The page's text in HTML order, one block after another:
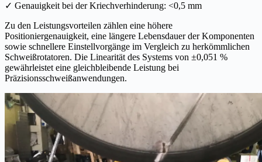
✓ Genauigkeit bei der Kriechverhinderung: <0,5 mm
Zu den Leistungsvorteilen zählen eine höhere
Positioniergenauigkeit, eine längere Lebensdauer der Komponenten
sowie schnellere Einstellvorgänge im Vergleich zu herkömmlichen
Schweißrotatoren. Die Linearität des Systems von ±0,051 %
gewährleistet eine gleichbleibende Leistung bei
Präzisionsschweißanwendungen.